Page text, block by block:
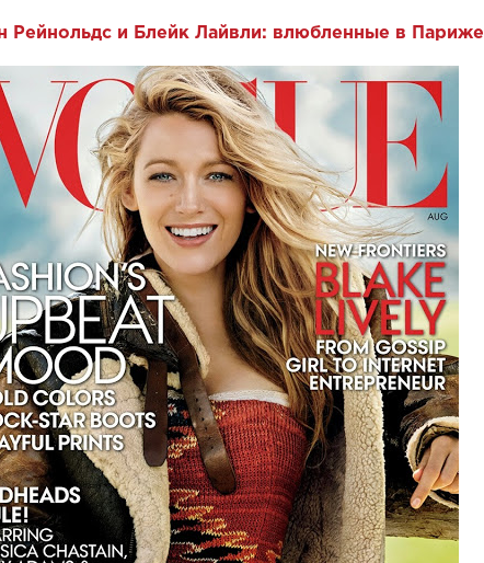
Рейнольдс и Блейк Лайвли: влюбленные в Париже